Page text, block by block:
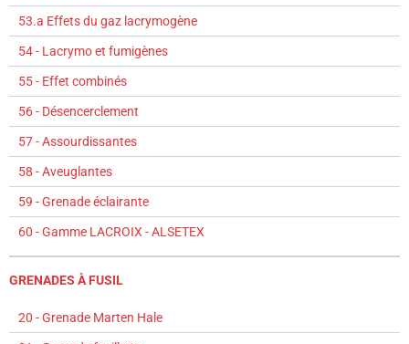
53.a Effets du gaz lacrymogène
54 - Lacrymo et fumigènes
55 - Effet combinés
56 - Désencerclement
57 - Assourdissantes
58 - Aveuglantes
59 - Grenade éclairante
60 - Gamme LACROIX - ALSETEX
GRENADES À FUSIL
20 - Grenade Marten Hale